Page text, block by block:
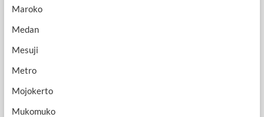
Maroko
Medan
Mesuji
Metro
Mojokerto
Mukomuko